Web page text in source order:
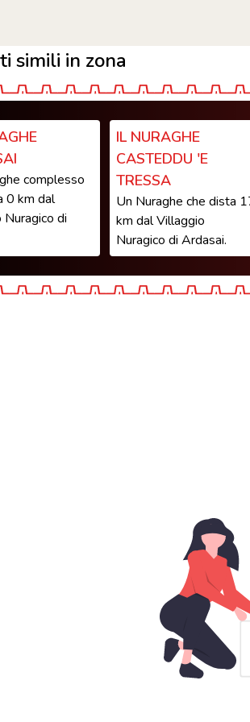
simili in zona
complesso
0 km dal
di
IL NURAGHE
CASTEDDU 'E
TRESSA
Un Nuraghe che dista
km dal Villaggio
Nuragico di Ardasai.